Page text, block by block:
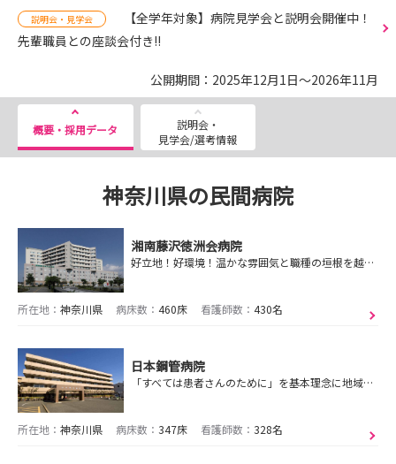
説明会・見学会
【全学年対象】病院見学会と説明会開催中！
先輩職員との座談会付き!!
公開期間：2025年12月1日～2026年11月
概要・採用データ
説明会・
見学会/選考情報
神奈川県の民間病院
湘南藤沢徳洲会病院
好立地！好環境！温かな雰囲気と職種の垣根を越えたチームワークの良さ。手厚い教育制度で、貴方のなりたい看護師像の実現をサポートします。
所在地： 神奈川県 病床数： 460床 看護師数： 430名
日本鋼管病院
「すべては患者さんのために」を基本理念に地域に密着し、満足度の高い医療を追求しています。
所在地： 神奈川県 病床数： 347床 看護師数： 328名